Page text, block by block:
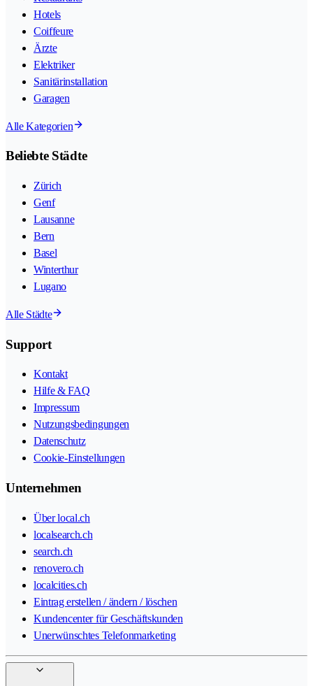
Hotels
Coiffeure
Ärzte
Elektriker
Sanitärinstallation
Garagen
Alle Kategorien
Beliebte Städte
Zürich
Genf
Lausanne
Bern
Basel
Winterthur
Lugano
Alle Städte
Support
Kontakt
Hilfe & FAQ
Impressum
Nutzungsbedingungen
Datenschutz
Cookie-Einstellungen
Unternehmen
Über local.ch
localsearch.ch
search.ch
renovero.ch
localcities.ch
Eintrag erstellen / ändern / löschen
Kundencenter für Geschäftskunden
Unerwünschtes Telefonmarketing